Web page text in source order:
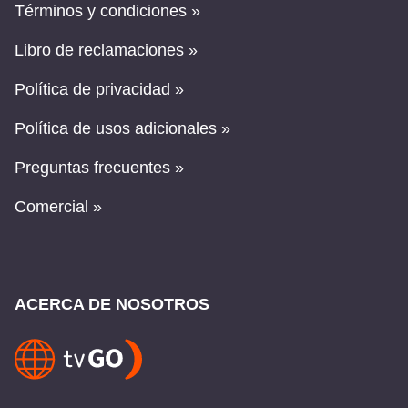
Términos y condiciones »
Libro de reclamaciones »
Política de privacidad »
Política de usos adicionales »
Preguntas frecuentes »
Comercial »
ACERCA DE NOSOTROS